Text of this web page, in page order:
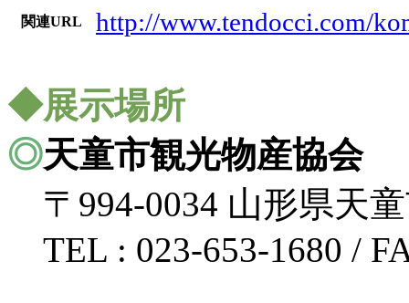
関連URL http://www.tendocci.com/
◆展示場所
◎天童市観光物産協会
〒994-0034 山形県天
TEL : 023-653-1680 /